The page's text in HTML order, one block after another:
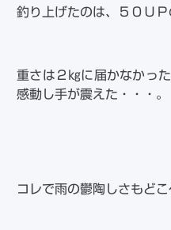
釣り上げたのは、５０ＵＰ
重さは２㎏に届かなかっ
感動し手が震えた・・・。
コレで雨の鬱陶しさもどこ